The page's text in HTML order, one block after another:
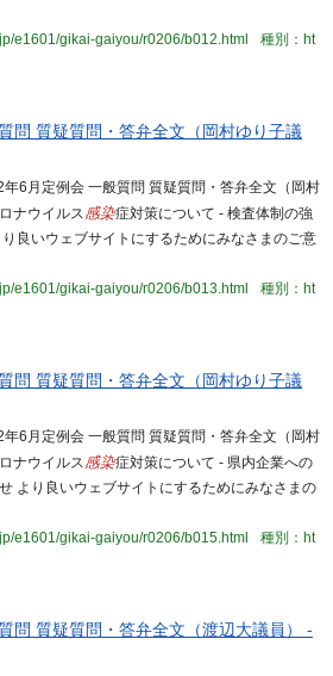
e1601/gikai-gaiyou/r0206/b012.html
種別：ht
問 質疑質問・答弁全文（岡村ゆり子議
6月定例会 一般質問 質疑質問・答弁全文（岡村
ナウイルス感染症対策について - 検査体制の強
良いウェブサイトにするためにみなさまのご意
e1601/gikai-gaiyou/r0206/b013.html
種別：ht
問 質疑質問・答弁全文（岡村ゆり子議
6月定例会 一般質問 質疑質問・答弁全文（岡村
ナウイルス感染症対策について - 県内企業への
より良いウェブサイトにするためにみなさまの
e1601/gikai-gaiyou/r0206/b015.html
種別：ht
問 質疑質問・答弁全文（渡辺大議員） -